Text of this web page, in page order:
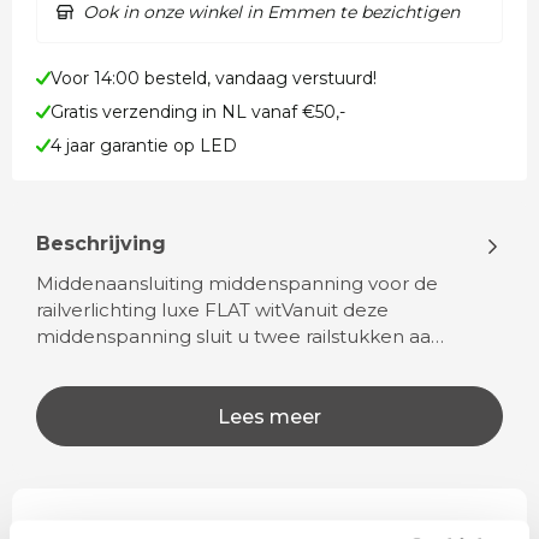
Ook in onze winkel in Emmen te bezichtigen
Voor 14:00 besteld, vandaag verstuurd!
Gratis verzending in NL vanaf €50,-
4 jaar garantie op LED
Beschrijving
Middenaansluiting middenspanning voor de
railverlichting luxe FLAT witVanuit deze
middenspanning sluit u twee railstukken aa…
Lees meer